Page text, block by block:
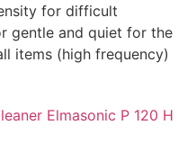
for difficult
gentle and quiet for the
items (high frequency)